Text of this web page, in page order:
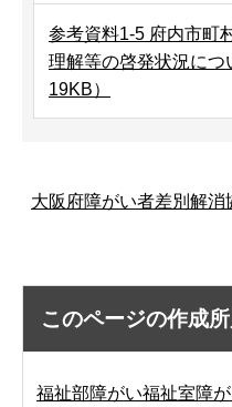
参考資料1-5 府内市町
理解等の啓発状況につ
19KB）
大阪府障がい者差別解
このページの作成
福祉部障がい福祉室障